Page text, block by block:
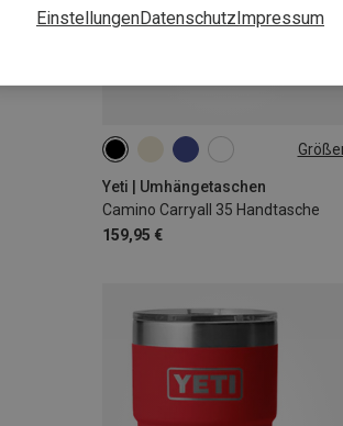
Yeti | Umhängetaschen
Camino Carryall 35 Handtasche
159,95 €
35L
EinstellungenDatenschutzImpressum